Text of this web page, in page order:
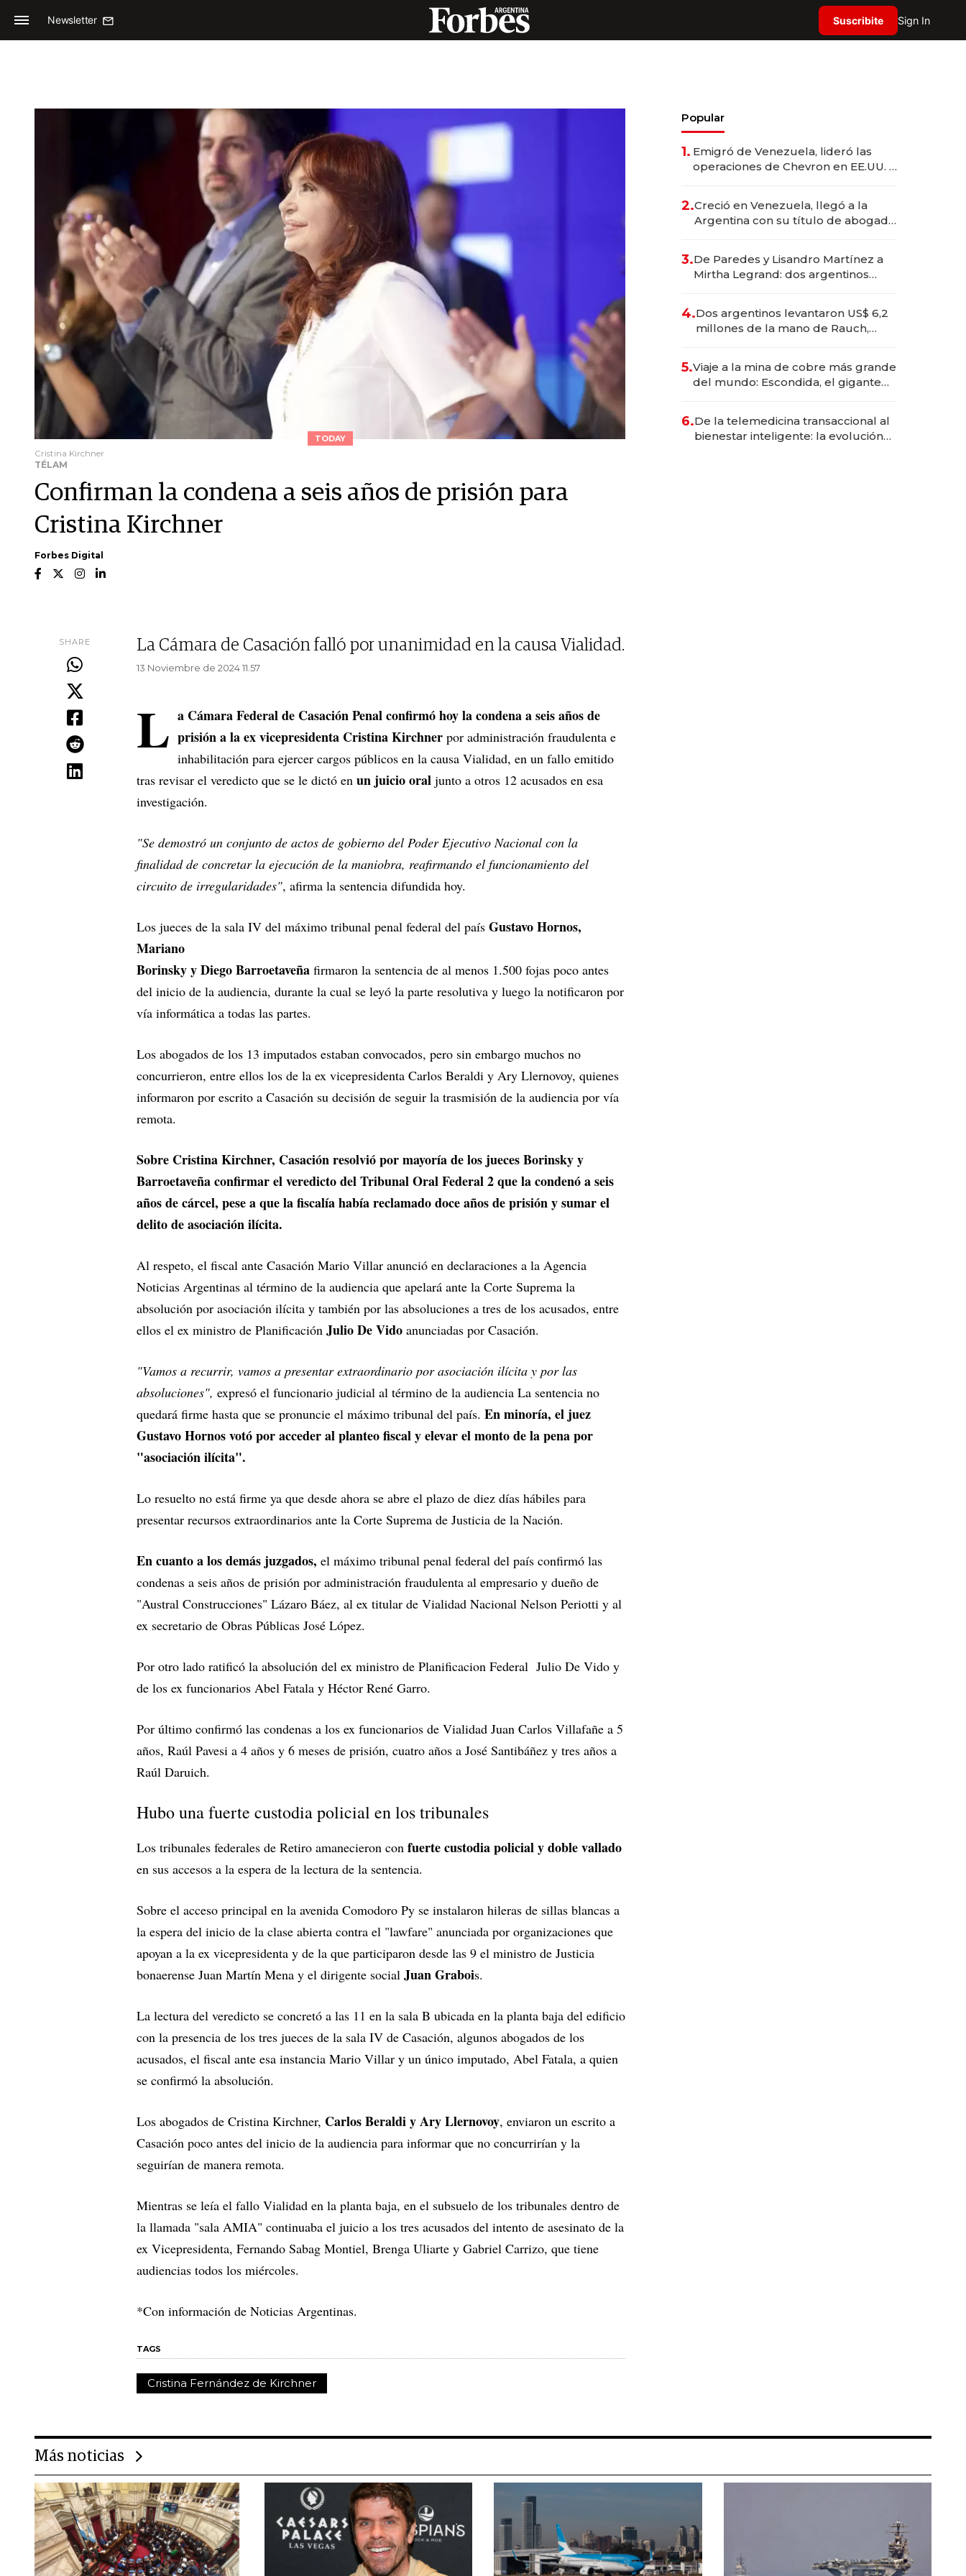
Newsletter Suscribite Sign In
TODAY
Cristina Kirchner
TÉLAM
Confirman la condena a seis años de prisión para
Cristina Kirchner
Forbes Digital
SHARE La Cámara de Casación falló por unanimidad en la causa Vialidad.
13 Noviembre de 2024 11.57
L a Cámara Federal de Casación Penal confirmó hoy la condena a seis años de
prisión a la ex vicepresidenta Cristina Kirchner por administración fraudulenta e
inhabilitación para ejercer cargos públicos en la causa Vialidad, en un fallo emitido
tras revisar el veredicto que se le dictó en un juicio oral junto a otros 12 acusados en esa
investigación.
"Se demostró un conjunto de actos de gobierno del Poder Ejecutivo Nacional con la
finalidad de concretar la ejecución de la maniobra, reafirmando el funcionamiento del
circuito de irregularidades", afirma la sentencia difundida hoy.
Los jueces de la sala IV del máximo tribunal penal federal del país Gustavo Hornos,
Mariano
Borinsky y Diego Barroetaveña firmaron la sentencia de al menos 1.500 fojas poco antes
del inicio de la audiencia, durante la cual se leyó la parte resolutiva y luego la notificaron por
vía informática a todas las partes.
Los abogados de los 13 imputados estaban convocados, pero sin embargo muchos no
concurrieron, entre ellos los de la ex vicepresidenta Carlos Beraldi y Ary Llernovoy, quienes
informaron por escrito a Casación su decisión de seguir la trasmisión de la audiencia por vía
remota.
Sobre Cristina Kirchner, Casación resolvió por mayoría de los jueces Borinsky y
Barroetaveña confirmar el veredicto del Tribunal Oral Federal 2 que la condenó a seis
años de cárcel, pese a que la fiscalía había reclamado doce años de prisión y sumar el
delito de asociación ilícita.
Al respeto, el fiscal ante Casación Mario Villar anunció en declaraciones a la Agencia
Noticias Argentinas al término de la audiencia que apelará ante la Corte Suprema la
absolución por asociación ilícita y también por las absoluciones a tres de los acusados, entre
ellos el ex ministro de Planificación Julio De Vido anunciadas por Casación.
"Vamos a recurrir, vamos a presentar extraordinario por asociación ilícita y por las
absoluciones", expresó el funcionario judicial al término de la audiencia La sentencia no
quedará firme hasta que se pronuncie el máximo tribunal del país. En minoría, el juez
Gustavo Hornos votó por acceder al planteo fiscal y elevar el monto de la pena por
"asociación ilícita".
Lo resuelto no está firme ya que desde ahora se abre el plazo de diez días hábiles para
presentar recursos extraordinarios ante la Corte Suprema de Justicia de la Nación.
En cuanto a los demás juzgados, el máximo tribunal penal federal del país confirmó las
condenas a seis años de prisión por administración fraudulenta al empresario y dueño de
"Austral Construcciones" Lázaro Báez, al ex titular de Vialidad Nacional Nelson Periotti y al
ex secretario de Obras Públicas José López.
Por otro lado ratificó la absolución del ex ministro de Planificacion Federal Julio De Vido y
de los ex funcionarios Abel Fatala y Héctor René Garro.
Por último confirmó las condenas a los ex funcionarios de Vialidad Juan Carlos Villafañe a 5
años, Raúl Pavesi a 4 años y 6 meses de prisión, cuatro años a José Santibáñez y tres años a
Raúl Daruich.
Hubo una fuerte custodia policial en los tribunales
Los tribunales federales de Retiro amanecieron con fuerte custodia policial y doble vallado
en sus accesos a la espera de la lectura de la sentencia.
Sobre el acceso principal en la avenida Comodoro Py se instalaron hileras de sillas blancas a
la espera del inicio de la clase abierta contra el "lawfare" anunciada por organizaciones que
apoyan a la ex vicepresidenta y de la que participaron desde las 9 el ministro de Justicia
bonaerense Juan Martín Mena y el dirigente social Juan Grabois.
La lectura del veredicto se concretó a las 11 en la sala B ubicada en la planta baja del edificio
con la presencia de los tres jueces de la sala IV de Casación, algunos abogados de los
acusados, el fiscal ante esa instancia Mario Villar y un único imputado, Abel Fatala, a quien
se confirmó la absolución.
Los abogados de Cristina Kirchner, Carlos Beraldi y Ary Llernovoy, enviaron un escrito a
Casación poco antes del inicio de la audiencia para informar que no concurrirían y la
seguirían de manera remota.
Mientras se leía el fallo Vialidad en la planta baja, en el subsuelo de los tribunales dentro de
la llamada "sala AMIA" continuaba el juicio a los tres acusados del intento de asesinato de la
ex Vicepresidenta, Fernando Sabag Montiel, Brenga Uliarte y Gabriel Carrizo, que tiene
audiencias todos los miércoles.
*Con información de Noticias Argentinas.
TAGS
Cristina Fernández de Kirchner
Popular
1. Emigró de Venezuela, lideró las
operaciones de Chevron en EE.UU. y
2.Creció en Venezuela, llegó a la
Argentina con su título de abogado
marcas "fast premium"
3.De Paredes y Lisandro Martínez a
Mirtha Legrand: dos argentinos
deportivo y el cuidado corporal
4.Dos argentinos levantaron US$ 6,2
millones de la mano de Rauch,
5.Viaje a la mina de cobre más grande
del mundo: Escondida, el gigante
6.De la telemedicina transaccional al
bienestar inteligente: la evolución
Más noticias